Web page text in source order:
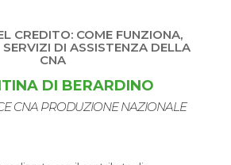
CREDITO: COME FUNZIONA,
DI ASSISTENZA DELLA
CNA
DI BERARDINO
CNA PRODUZIONE NAZIONALE